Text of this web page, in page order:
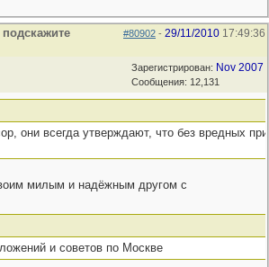
#80902 - 29/11/2010 17:49:36
подскажите
Зарегистрирован: Nov 2007
Сообщения: 12,131
они всегда утверждают, что без вредных
милым и надёжным другом с
и советов по Москве